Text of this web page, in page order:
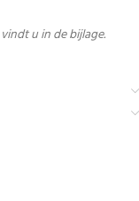
u in de bijlage.